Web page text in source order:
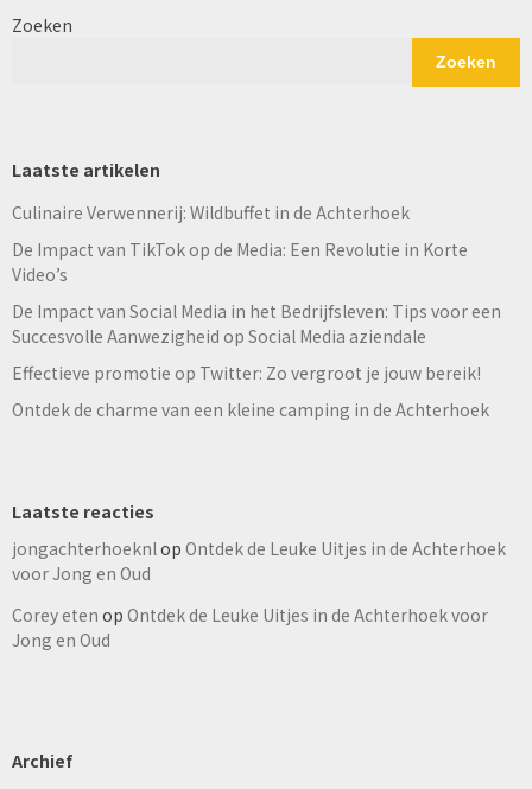
Zoeken
Zoeken
Laatste artikelen
Culinaire Verwennerij: Wildbuffet in de Achterhoek
De Impact van TikTok op de Media: Een Revolutie in Korte
Video’s
De Impact van Social Media in het Bedrijfsleven: Tips voor een
Succesvolle Aanwezigheid op Social Media aziendale
Effectieve promotie op Twitter: Zo vergroot je jouw bereik!
Ontdek de charme van een kleine camping in de Achterhoek
Laatste reacties
jongachterhoeknl op Ontdek de Leuke Uitjes in de Achterhoek
voor Jong en Oud
Corey eten op Ontdek de Leuke Uitjes in de Achterhoek voor
Jong en Oud
Archief